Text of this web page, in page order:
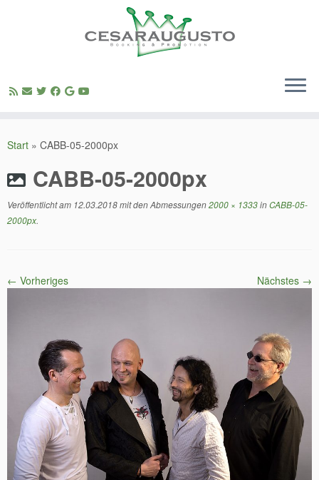
Inhalt
Start » CABB-05-2000px
CABB-05-2000px
Veröffentlicht am 12.03.2018mit den Abmessungen2000 × 1333inCABB-05-
2000px.
← Vorheriges Nächstes →